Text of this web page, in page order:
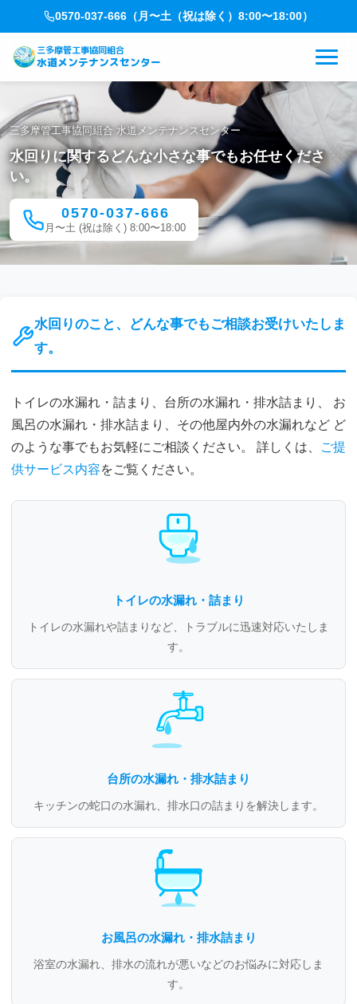
0570-037-666 （月〜土（祝は除く）8:00〜18:00）
三多摩管工事協同組合
水道メンテナンスセンター
三多摩管工事協同組合 水道メンテナンスセンター
水回りに関するどんな小さな事でもお任せくださ
い。
0570-037-666
月〜土 (祝は除く) 8:00〜18:00
水回りのこと、どんな事でもご相談お受けいたしま
す。
トイレの水漏れ・詰まり、台所の水漏れ・排水詰まり、 お
風呂の水漏れ・排水詰まり、その他屋内外の水漏れなど ど
のような事でもお気軽にご相談ください。 詳しくは、
ご提
供サービス内容をご覧ください。
トイレの水漏れ・詰まり
トイレの水漏れや詰まりなど、トラブルに迅速対応いたしま
す。
台所の水漏れ・排水詰まり
キッチンの蛇口の水漏れ、排水口の詰まりを解決します。
お風呂の水漏れ・排水詰まり
浴室の水漏れ、排水の流れが悪いなどのお悩みに対応しま
す。